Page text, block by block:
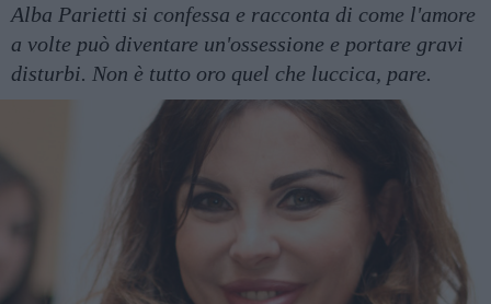
Alba Parietti si confessa e racconta di come l'amore
a volte può diventare un'ossessione e portare gravi
disturbi. Non è tutto oro quel che luccica, pare.